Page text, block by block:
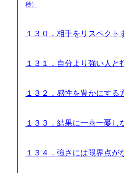
秒）
１３０．相手をリスペク
１３１．自分より強い人
１３２．感性を豊かにす
１３３．結果に一喜一憂
１３４．強さには限界点